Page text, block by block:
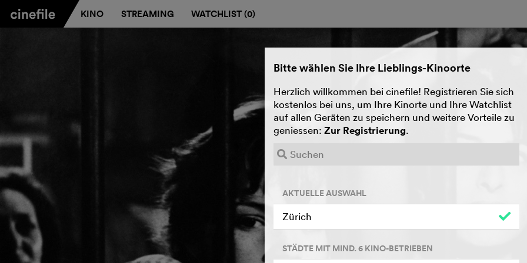
KINO STREAMING WATCHLIST (0)
Bitte wählen Sie Ihre Lieblings-Kinoorte
Herzlich willkommen bei cinefile! Registrieren Sie sich
kostenlos bei uns, um Ihre Kinorte und Ihre Watchlist
auf allen Geräten zu speichern und weitere Vorteile zu
geniessen: Zur Registrierung.
AKTUELLE AUSWAHL
Zürich
STÄDTE MIT MIND. 6 KINO-BETRIEBEN